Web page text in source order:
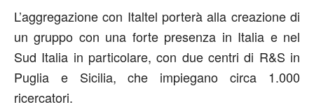
L’aggregazione con Italtel porterà alla creazione di
un gruppo con una forte presenza in Italia e nel
Sud Italia in particolare, con due centri di R&S in
Puglia e Sicilia, che impiegano circa 1.000
ricercatori.